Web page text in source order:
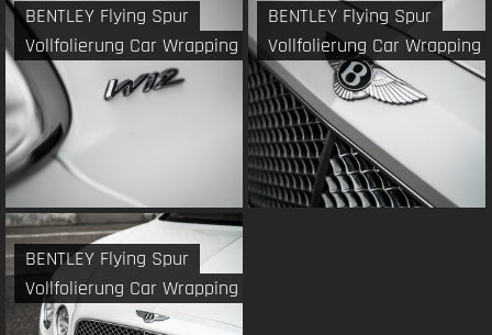
BENTLEY Flying Spur
Vollfolierung Car Wrapping
BENTLEY Flying Spur
Vollfolierung Car Wrapping
BENTLEY Flying Spur
Vollfolierung Car Wrapping